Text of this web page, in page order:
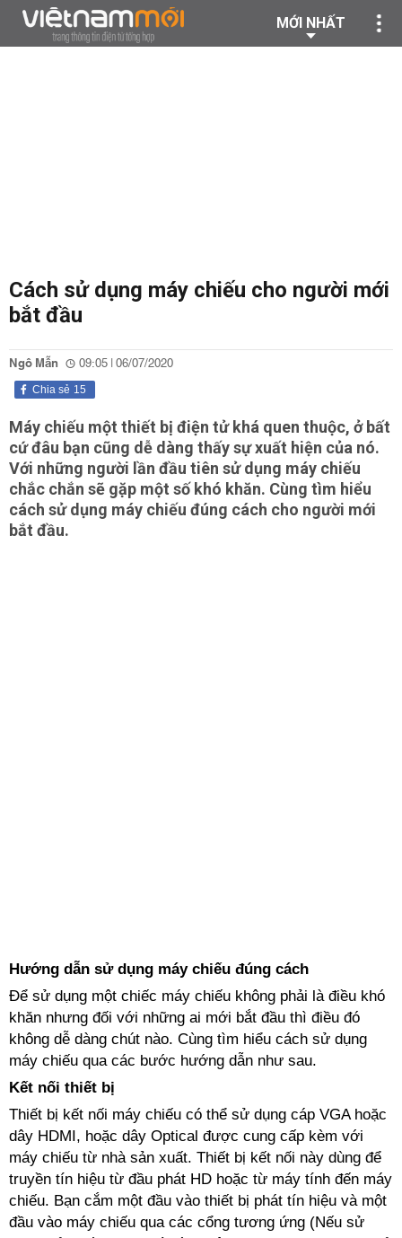
MỚI NHẤT
Cách sử dụng máy chiếu cho người mới
bắt đầu
Ngô Mẫn 09:05 | 06/07/2020
15
Chia sẻ
Máy chiếu một thiết bị điện tử khá quen thuộc, ở bất
cứ đâu bạn cũng dễ dàng thấy sự xuất hiện của nó.
Với những người lần đầu tiên sử dụng máy chiếu
chắc chắn sẽ gặp một số khó khăn. Cùng tìm hiểu
cách sử dụng máy chiếu đúng cách cho người mới
bắt đầu.
Hướng dẫn sử dụng máy chiếu đúng cách
Để sử dụng một chiếc máy chiếu không phải là điều khó
khăn nhưng đối với những ai mới bắt đầu thì điều đó
không dễ dàng chút nào. Cùng tìm hiểu cách sử dụng
máy chiếu qua các bước hướng dẫn như sau.
Kết nối thiết bị
Thiết bị kết nối máy chiếu có thể sử dụng cáp VGA hoặc
dây HDMI, hoặc dây Optical được cung cấp kèm với
máy chiếu từ nhà sản xuất. Thiết bị kết nối này dùng để
truyền tín hiệu từ đầu phát HD hoặc từ máy tính đến máy
chiếu. Bạn cắm một đầu vào thiết bị phát tín hiệu và một
đầu vào máy chiếu qua các cổng tương ứng (Nếu sử